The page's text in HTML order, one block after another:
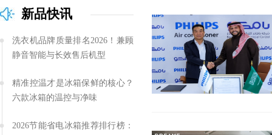
新品快讯
洗衣机品牌质量排名2026！兼顾
静音智能与长效售后机型
精准控温才是冰箱保鲜的核心？
六款冰箱的温控与净味
2026节能省电冰箱推荐排行榜：